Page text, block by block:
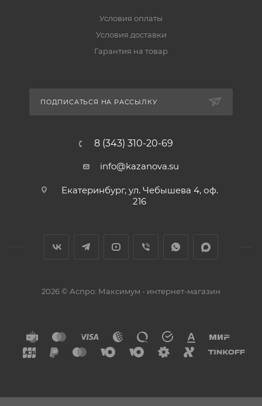
Условия оплаты
Условия доставки
Гарантия на товар
ПОДПИСАТЬСЯ НА РАССЫЛКУ
8 (343) 310-20-69
info@kazanova.su
Екатеринбург, ул. Чебышева 4, оф.
216
2026 © Аспро: Максимум - интернет-магазин